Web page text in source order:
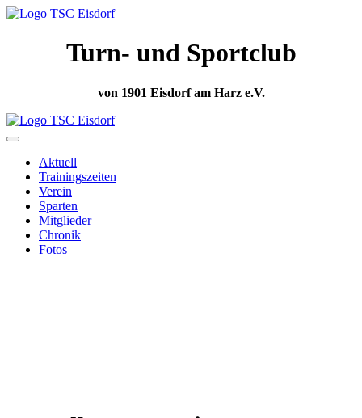
Turn- und Sportclub
von 1901 Eisdorf am Harz e.V.
Aktuell
Trainingszeiten
Verein
Sparten
Mitglieder
Chronik
Fotos